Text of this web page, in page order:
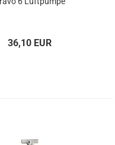
36,10 EUR